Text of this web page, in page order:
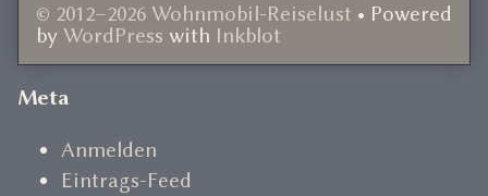
© 2012–2026 Wohnmobil-Reiselust • Powered
by WordPress with Inkblot
Document
Footer
Meta
Anmelden
Eintrags-Feed